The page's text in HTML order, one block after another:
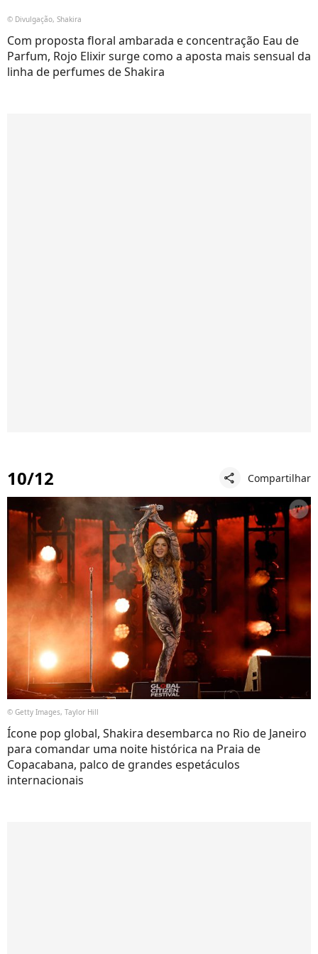
© Divulgação, Shakira
Com proposta floral ambarada e concentração Eau de
Parfum, Rojo Elixir surge como a aposta mais sensual da
linha de perfumes de Shakira
10/12 share Compartilhar
© Getty Images, Taylor Hill
Ícone pop global, Shakira desembarca no Rio de Janeiro
para comandar uma noite histórica na Praia de
Copacabana, palco de grandes espetáculos
internacionais